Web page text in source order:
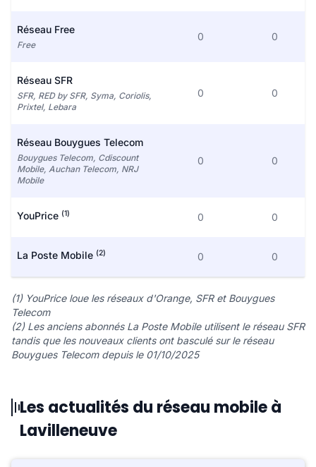
Réseau Free
Free
0 0
Réseau SFR
SFR, RED by SFR, Syma, Coriolis,
Prixtel, Lebara
0 0
Réseau Bouygues Telecom
Bouygues Telecom, Cdiscount
Mobile, Auchan Telecom, NRJ
Mobile
0 0
YouPrice (1) 0 0
La Poste Mobile (2) 0 0
(1) YouPrice loue les réseaux d'Orange, SFR et Bouygues
Telecom
(2) Les anciens abonnés La Poste Mobile utilisent le réseau SFR
tandis que les nouveaux clients ont basculé sur le réseau
Bouygues Telecom depuis le 01/10/2025
Les actualités du réseau mobile à
Lavilleneuve